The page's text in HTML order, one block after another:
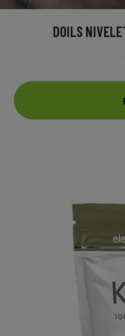
DOILS